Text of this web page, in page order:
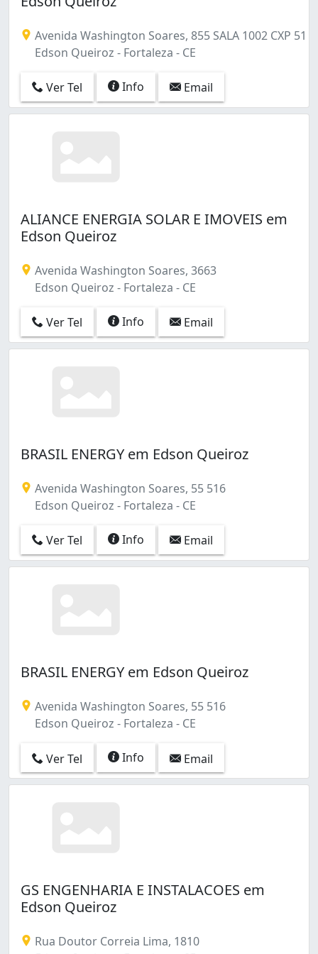
Bela Vista (1)
Boa Vista-castelão (2)
Bom Futuro (1)
Bom Jardim (2)
Bonsucesso (2)
Cajazeiras (2)
Coaçu (3)
Cocó (28)
Conjunto Ceará I (3)
Conjunto Ceará Ii (2)
Conjunto Palmeiras (1)
Couto Fernandes (1)
Cristo Redentor (2)
Damas (2)
Demócrito Rocha (1)
Fátima (28)
Guajeru (1)
Guararapes (1)
Itaperi (4)
Jacarecanga (1)
Jangurussu (4)
José de Alencar (1)
Jóquei Clube (2)
Lagoa Redonda (3)
Meireles (22)
Messejana (6)
Papicu (6)
Parangaba (7)
Parque Iracema (3)
Avenida Washington Soares, 855 SALA 1002 CXP 51
Edson Queiroz - Fortaleza - CE
Ver Tel Info Email
ALIANCE ENERGIA SOLAR E IMOVEIS em
Edson Queiroz
Avenida Washington Soares, 3663
Edson Queiroz - Fortaleza - CE
Ver Tel Info Email
BRASIL ENERGY em Edson Queiroz
Avenida Washington Soares, 55 516
Edson Queiroz - Fortaleza - CE
Ver Tel Info Email
BRASIL ENERGY em Edson Queiroz
Avenida Washington Soares, 55 516
Edson Queiroz - Fortaleza - CE
Ver Tel Info Email
GS ENGENHARIA E INSTALACOES em
Edson Queiroz
Rua Doutor Correia Lima, 1810